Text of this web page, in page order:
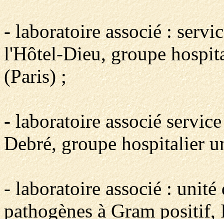
- laboratoire associé :
l'Hôtel-Dieu, groupe
(Paris) ;
- laboratoire associé
Debré, groupe hospitalier
- laboratoire associé :
pathogènes à Gram positif,